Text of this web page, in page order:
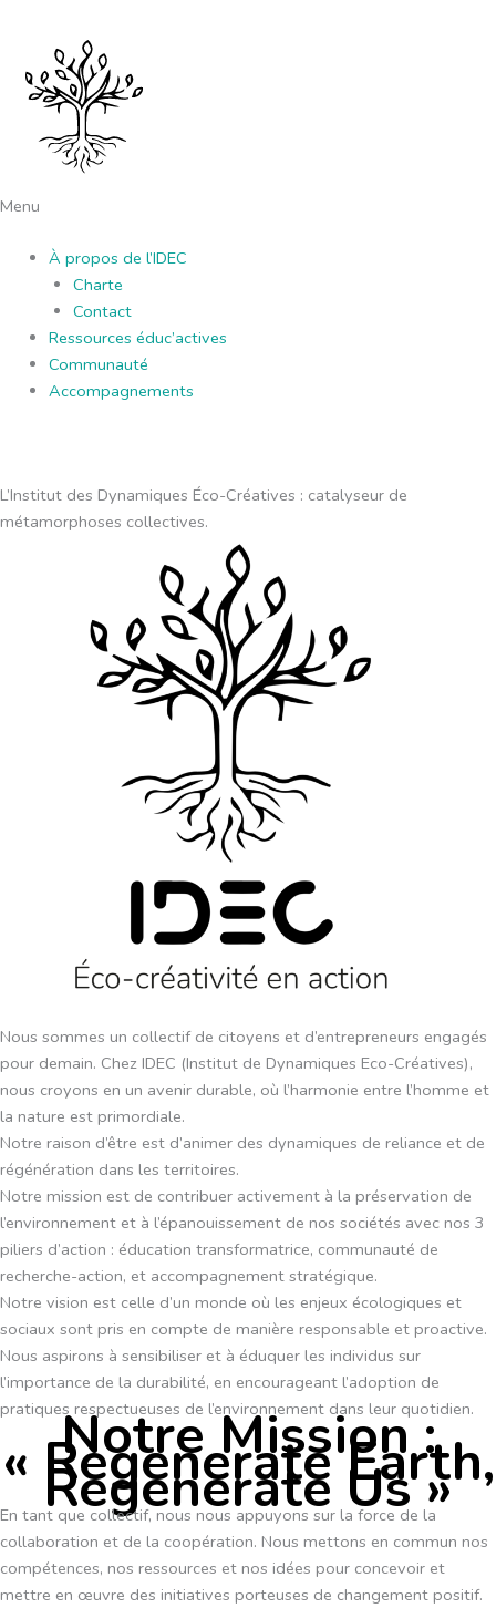
contenu
Menu
À propos de l’IDEC
Charte
Contact
⁠Ressources éduc’actives
Communauté
⁠Accompagnements
L’Institut des Dynamiques Éco-Créatives : catalyseur de
métamorphoses collectives.
Nous sommes un collectif de citoyens et d’entrepreneurs engagés
pour demain. Chez IDEC (Institut de Dynamiques Eco-Créatives),
nous croyons en un avenir durable, où l’harmonie entre l’homme et
la nature est primordiale.
Notre raison d’être est d’animer des dynamiques de reliance et de
régénération dans les territoires.
Notre mission est de contribuer activement à la préservation de
l’environnement et à l’épanouissement de nos sociétés avec nos 3
piliers d’action : éducation transformatrice, communauté de
recherche-action, et accompagnement stratégique.
Notre vision est celle d’un monde où les enjeux écologiques et
sociaux sont pris en compte de manière responsable et proactive.
Nous aspirons à sensibiliser et à éduquer les individus sur
l’importance de la durabilité, en encourageant l’adoption de
pratiques respectueuses de l’environnement dans leur quotidien.
Notre Mission :
« Regenerate Earth,
Regenerate Us »
En tant que collectif, nous nous appuyons sur la force de la
collaboration et de la coopération. Nous mettons en commun nos
compétences, nos ressources et nos idées pour concevoir et
mettre en œuvre des initiatives porteuses de changement positif.